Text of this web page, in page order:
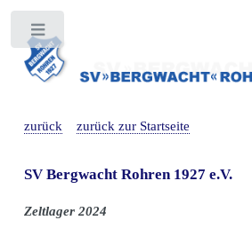
zurück zurück zur Startseite
SV Bergwacht Rohren 1927 e.V.
Zeltlager 2024